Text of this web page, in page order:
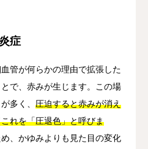
症
管が何らかの理由で拡張した
で、赤みが生じます。この場
多く、 圧迫すると赤みが消え
れを「圧退色」と呼びま
、かゆみよりも見た目の変化